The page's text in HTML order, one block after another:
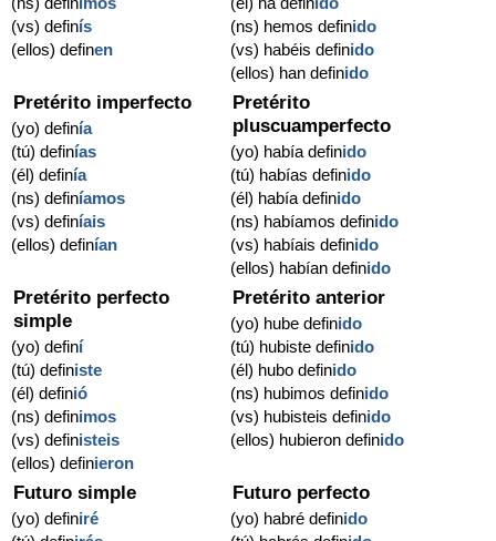
(vs) definís
(ellos) definen
(ns) hemos definido
(vs) habéis definido
(ellos) han definido
Pretérito imperfecto
(yo) definía
(tú) definías
(él) definía
(ns) definíamos
(vs) definíais
(ellos) definían
Pretérito
pluscuamperfecto
(yo) había definido
(tú) habías definido
(él) había definido
(ns) habíamos definido
(vs) habíais definido
(ellos) habían definido
Pretérito perfecto
simple
(yo) definí
(tú) definiste
(él) definió
(ns) definimos
(vs) definisteis
(ellos) definieron
Pretérito anterior
(yo) hube definido
(tú) hubiste definido
(él) hubo definido
(ns) hubimos definido
(vs) hubisteis definido
(ellos) hubieron definido
Futuro simple
(yo) definiré
Futuro perfecto
(yo) habré definido